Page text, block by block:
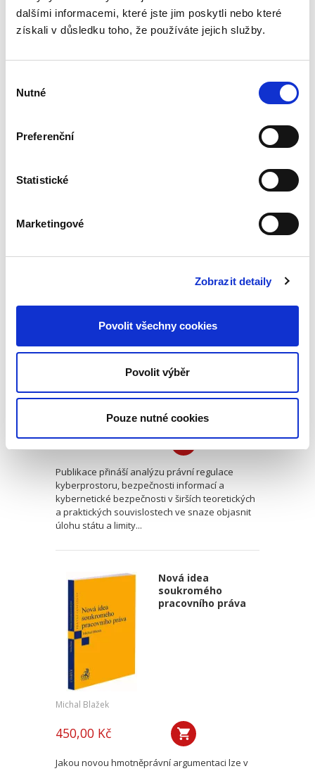
dalšími informacemi, které jste jim poskytli nebo které
získali v důsledku toho, že používáte jejich služby.
souhlasu
Nutné
Preferenční
Statistické
Marketingové
Zobrazit detaily
Povolit všechny cookies
Povolit výběr
Pouze nutné cookies
pedagogických
pracovníků
Monografie se zaměřuje na tématiku
regionálního školství. Publikace se po obecném
Právní regulace
meze
Kristina Ramešová
550,00 Kč
Publikace přináší analýzu právní regulace
kyberprostoru, bezpečnosti informací a
kybernetické bezpečnosti v širších teoretických
a praktických souvislostech ve snaze objasnit
úlohu státu a limity...
Nová idea
soukromého
pracovního práva
Michal Blažek
450,00 Kč
Jakou novou hmotněprávní argumentaci lze v